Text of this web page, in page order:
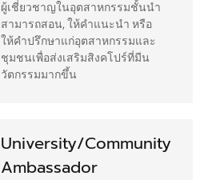
ผู้เชี่ยวชาญในอุตสาหกรรมชั้นนำ
สามารถสอน, ให้คำแนะนำ หรือ
ให้คำปรึกษาแก่อุตสาหกรรมและ
ชุมชนเพื่อส่งเสริมสิงคโปร์ที่มีน
วัตกรรมมากขึ้น
University/Community
Ambassador